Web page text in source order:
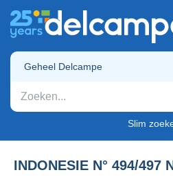
Geheel Delcampe
Slim
INDONESIE N° 494/497